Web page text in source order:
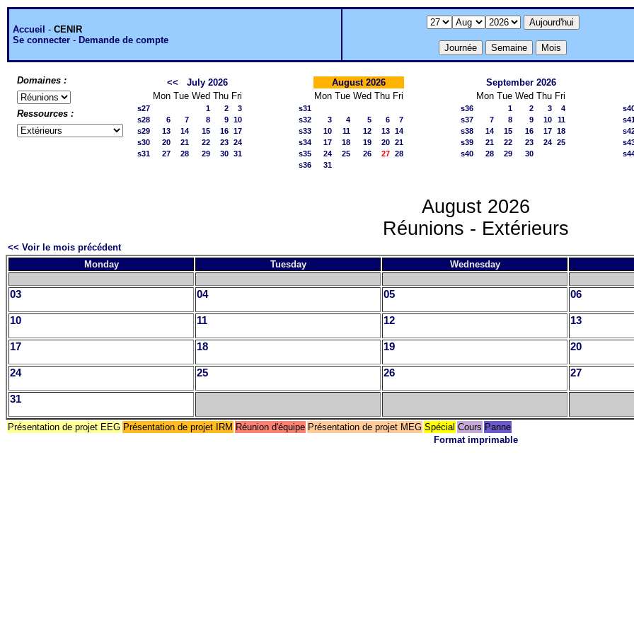
Accueil - CENIR
Se connecter - Demande de compte
Domaines :
Ressources :
<<
July 2026
Mon Tue Wed Thu Fri
s27 1 2
3
s28
6 7 8 9 10
s29
13 14 15 16 17
s30
20 21 22 23 24
s31
27 28 29 30 31
August 2026
Mon Tue Wed Thu Fri
s31
s32
3 4 5 6
7
s33
10 11 12 13 14
s34
17 18 19 20 21
s35
24 25 26 27 28
s36
31
September 2026
Mon Tue Wed Thu Fri
s36 1 2 3
4
s37
7 8 9 10
11
s38
14 15 16 17 18
s39
21 22 23 24 25
s40
28 29 30
August 2026
Réunions - Extérieurs
<< Voir le mois précédent
Monday
Tuesday Wednesday
03 04 05 06
10 11 12 13
17 18 19 20
24 25 26 27
31
Présentation de projet EEG Présentation de projet IRM Réunion d'équipe Présentation de projet MEG Spécial Cours Panne
Format imprimable